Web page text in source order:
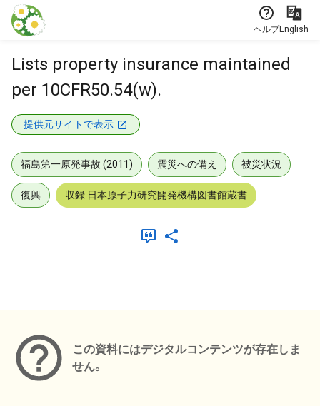
本文に飛ぶ
ヘルプEnglish
Lists property insurance maintained
per 10CFR50.54(w).
提供元サイトで表示
福島第一原発事故 (2011) 震災への備え 被災状況
復興 収録:日本原子力研究開発機構図書館蔵書
この資料にはデジタルコンテンツが存在しま
せん。